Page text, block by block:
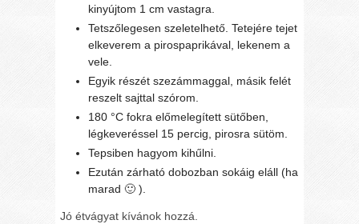
kinyújtom 1 cm vastagra.
Tetszőlegesen szeletelhető. Tetejére tejet
elkeverem a pirospaprikával, lekenem a
vele.
Egyik részét szezámmaggal, másik felét
reszelt sajttal szórom.
180 °C fokra előmelegített sütőben,
légkeveréssel 15 percig, pirosra sütöm.
Tepsiben hagyom kihűlni.
Ezután zárható dobozban sokáig eláll (ha
marad 🙂 ).
Jó étvágyat kívánok hozzá.